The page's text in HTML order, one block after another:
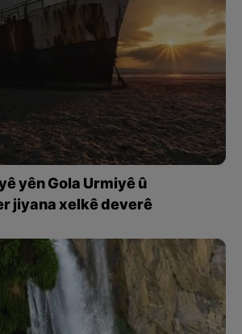
yên Gola Urmiyê û
jiyana xelkê deverê